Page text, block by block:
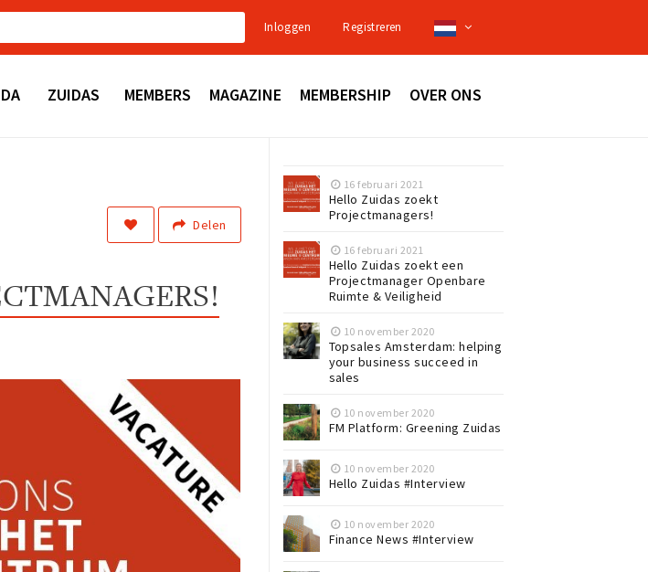
Inloggen Registreren
ZUIDAS MEMBERS MAGAZINE MEMBERSHIP OVER ONS
Delen
16 februari 2021
Hello Zuidas zoekt
Projectmanagers!
16 februari 2021
Hello Zuidas zoekt een
Projectmanager Openbare
Ruimte & Veiligheid
10 november 2020
Topsales Amsterdam: helping
your business succeed in
sales
10 november 2020
FM Platform: Greening Zuidas
10 november 2020
Hello Zuidas #Interview
10 november 2020
Finance News #Interview